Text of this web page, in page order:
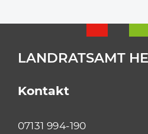
LANDRATSAMT
Kontakt
07131 994-190